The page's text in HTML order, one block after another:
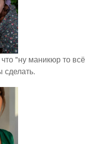
"ну маникюр то всё